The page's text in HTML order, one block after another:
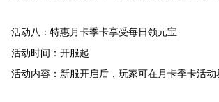
活动八：特惠月卡季卡享受每日领元宝
活动时间：开服起
活动内容：新服开启后，玩家可在月卡季卡活